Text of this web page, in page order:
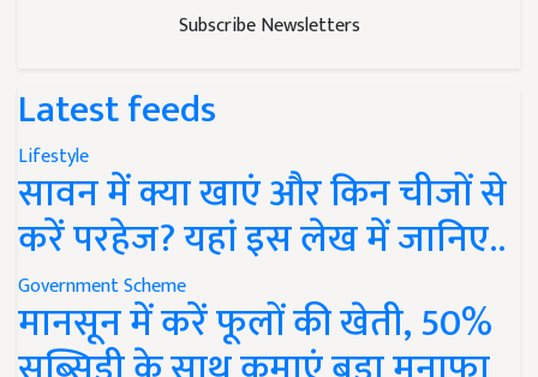
Subscribe Newsletters
Latest feeds
Lifestyle
सावन में क्या खाएं और किन चीजों से
करें परहेज? यहां इस लेख में जानिए..
Government Scheme
मानसून में करें फूलों की खेती, 50%